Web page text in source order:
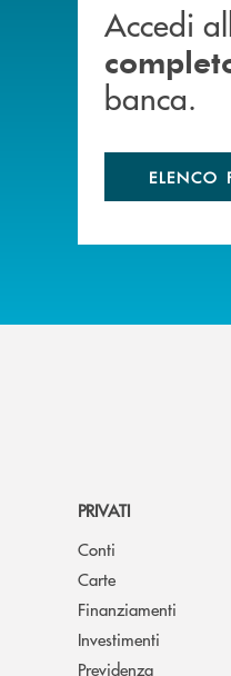
Accedi
banca.
ELENCO
PRIVATI
Conti
Carte
Finanziamenti
Investimenti
Previdenza